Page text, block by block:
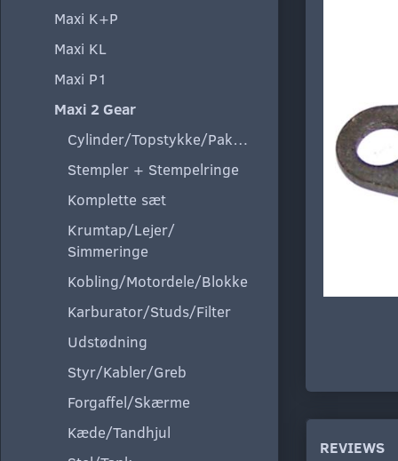
Maxi K+P
Maxi KL
Maxi P1
Maxi 2 Gear
Cylinder/Topstykke/Pakning
Stempler + Stempelringe
Komplette sæt
Krumtap/Lejer/
Simmeringe
Kobling/Motordele/Blokke
Karburator/Studs/Filter
Udstødning
Styr/Kabler/Greb
Forgaffel/Skærme
Kæde/Tandhjul
REVIEWS